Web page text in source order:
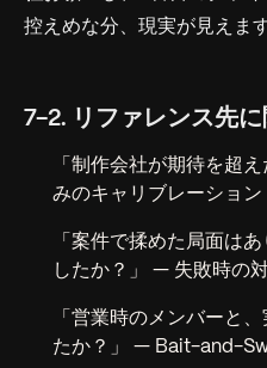
控えめな分、現実が見えます
7-2. リファレンス先
「制作会社が期待を超
みのキャリブレーション
「案件で揉めた局面は
したか？」 — 失敗時の
「営業時のメンバーと
たか？」 — Bait-and-